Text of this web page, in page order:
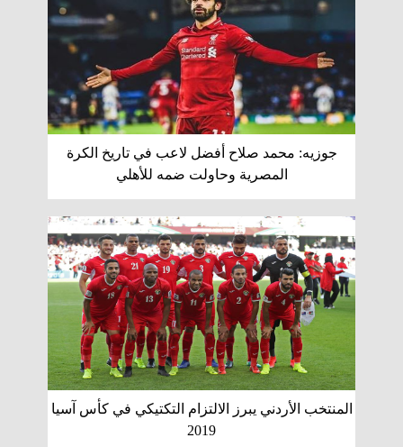
جوزيه: محمد صلاح أفضل لاعب في تاريخ الكرة
المصرية وحاولت ضمه للأهلي
المنتخب الأردني يبرز الالتزام التكتيكي في كأس آسيا
2019